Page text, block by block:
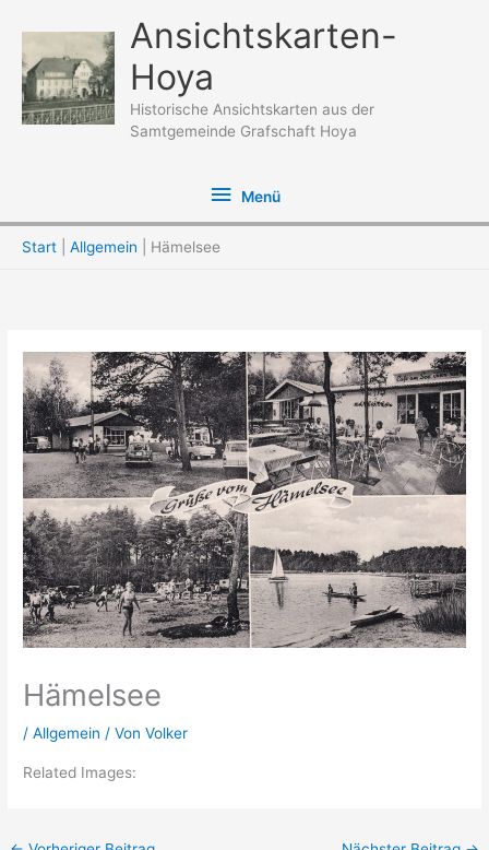
springen
Ansichtskarten-
Hoya
Historische Ansichtskarten aus der
Samtgemeinde Grafschaft Hoya
Menü
Menü
Start Allgemein Hämelsee
Hämelsee
/Allgemein / VonVolker
Related Images: